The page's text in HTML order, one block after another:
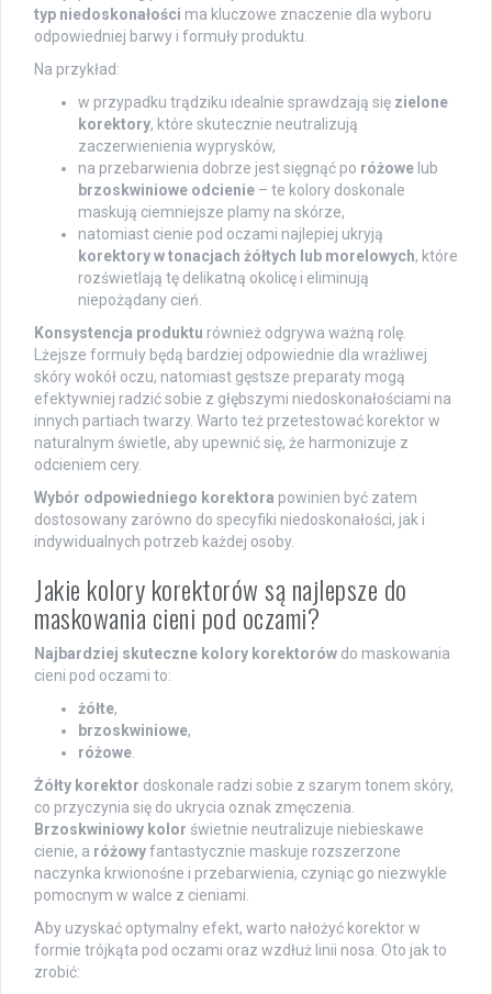
typ niedoskonałości ma kluczowe znaczenie dla wyboru
odpowiedniej barwy i formuły produktu.
Na przykład:
w przypadku trądziku idealnie sprawdzają się zielone
korektory, które skutecznie neutralizują
zaczerwienienia wyprysków,
na przebarwienia dobrze jest sięgnąć po różowe lub
brzoskwiniowe odcienie – te kolory doskonale
maskują ciemniejsze plamy na skórze,
natomiast cienie pod oczami najlepiej ukryją
korektory w tonacjach żółtych lub morelowych, które
rozświetlają tę delikatną okolicę i eliminują
niepożądany cień.
Konsystencja produktu również odgrywa ważną rolę.
Lżejsze formuły będą bardziej odpowiednie dla wrażliwej
skóry wokół oczu, natomiast gęstsze preparaty mogą
efektywniej radzić sobie z głębszymi niedoskonałościami na
innych partiach twarzy. Warto też przetestować korektor w
naturalnym świetle, aby upewnić się, że harmonizuje z
odcieniem cery.
Wybór odpowiedniego korektora powinien być zatem
dostosowany zarówno do specyfiki niedoskonałości, jak i
indywidualnych potrzeb każdej osoby.
Jakie kolory korektorów są najlepsze do
maskowania cieni pod oczami?
Najbardziej skuteczne kolory korektorów do maskowania
cieni pod oczami to:
żółte,
brzoskwiniowe,
różowe
Żółty korektor doskonale radzi sobie z szarym tonem skóry,
co przyczynia się do ukrycia oznak zmęczenia.
Brzoskwiniowy kolor świetnie neutralizuje niebieskawe
cienie, a różowyfantastycznie maskuje rozszerzone
naczynka krwionośne i przebarwienia, czyniąc go niezwykle
pomocnym w walce z cieniami.
Aby uzyskać optymalny efekt, warto nałożyć korektor w
formie trójkąta pod oczami oraz wzdłuż linii nosa. Oto jak to
zrobić: